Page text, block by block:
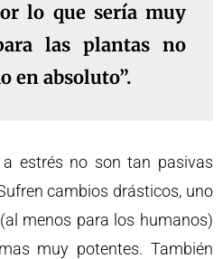
lo que sería muy
las plantas no
en absoluto”.
estrés no son tan pasivas
cambios drásticos, uno
menos para los humanos)
muy potentes. También